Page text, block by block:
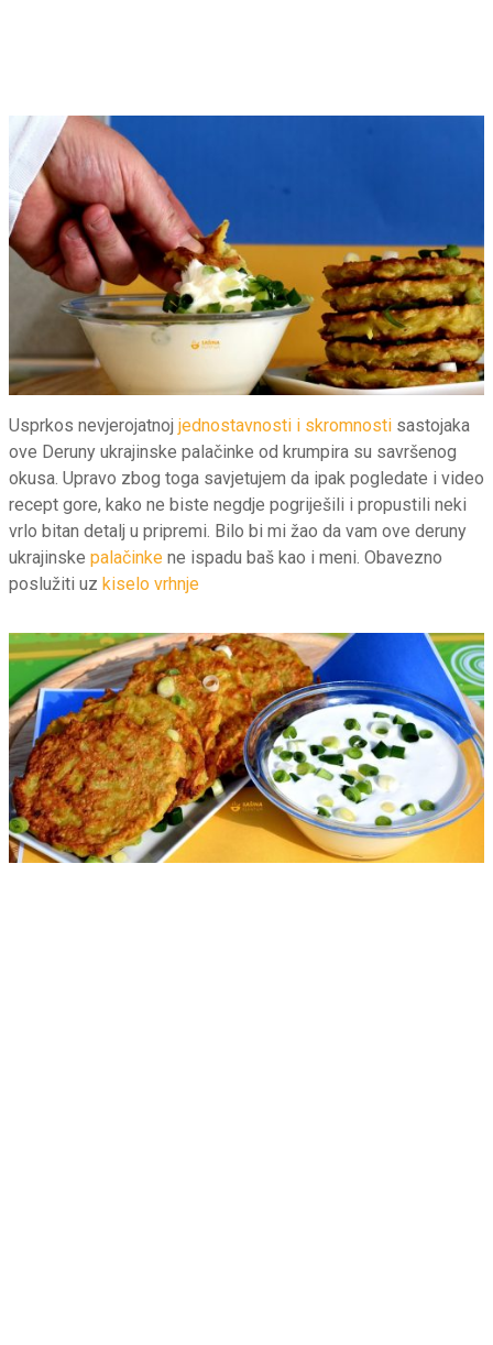
Usprkos nevjerojatnoj jednostavnosti i skromnosti sastojaka
ove Deruny ukrajinske palačinke od krumpira su savršenog
okusa. Upravo zbog toga savjetujem da ipak pogledate i video
recept gore, kako ne biste negdje pogriješili i propustili neki
vrlo bitan detalj u pripremi. Bilo bi mi žao da vam ove deruny
ukrajinske palačinke ne ispadu baš kao i meni. Obavezno
poslužiti uz kiselo vrhnje